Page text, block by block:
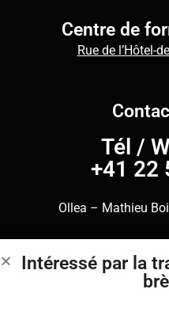
Centre de
Rue de l’Hôtel-
Tél /
+41 22
Ollea – Mathieu
Centre de
Rue Charles-
Intéressé par la